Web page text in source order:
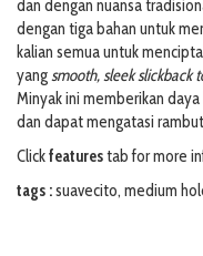
dan dengan nuansa
dengan tiga bahan untuk
kalian semua untuk
yangsmooth, sleek slickback
Minyak ini memberikan
dan dapat mengatasi
Clickfeaturestab for more
tags :suavecito, medium